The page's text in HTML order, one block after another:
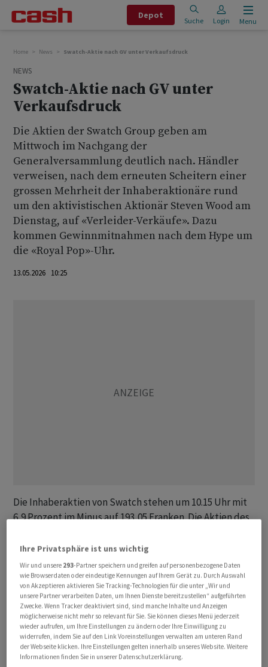
Depot
Suche Login Menu
Home News Swatch-Aktie nach GV unter Verkaufsdruck
NEWS
Swatch-Aktie nach GV unter
Verkaufsdruck
Die Aktien der Swatch Group geben am
Mittwoch im Nachgang der
Generalversammlung deutlich nach. Händler
verweisen, nach dem erneuten Scheitern einer
grossen Mehrheit der Inhaberaktionäre rund
um den aktivistischen Aktionär Steven Wood am
Dienstag, auf «Verleider-Verkäufe». Dazu
kommen Gewinnmitnahmen nach dem Hype um
die «Royal Pop»-Uhr.
13.05.2026 10:25
Die Inhaberaktien von Swatch stehen um 10.15 Uhr mit
6,9 Prozent im Minus auf 193,05 Franken. Die Aktien des
einem positiven Gesamtmarkt gemessen am SPI (+0,78
Prozent) leicht hinzu (+0,3 Prozent).
Swatch sitzt mit den Ereignissen der GV wieder
zwischen Stühlen und Bänken, heisst es aus
Analystenkreisen. Die Swatch-Familie rund um CEO Nick
Hayek gerate angesichts der Stimmergebnisse weiter
unter Druck. Einer grossen Mehrheit sprach den
Ihre Privatsphäre ist uns wichtig
Wir und unsere 293-Partner speichern und greifen auf personenbezogene Daten
wie Browserdaten oder eindeutige Kennungen auf Ihrem Gerät zu. Durch Auswahl
von Akzeptieren aktivieren Sie Tracking-Technologien für die unter „Wir und
unsere Partner verarbeiten Daten, um Ihnen Dienste bereitzustellen“ aufgeführten
Zwecke. Wenn Tracker deaktiviert sind, sind manche Inhalte und Anzeigen
möglicherweise nicht mehr so relevant für Sie. Sie können dieses Menü jederzeit
wieder aufrufen, um Ihre Einstellungen zu ändern oder Ihre Einwilligung zu
widerrufen, indem Sie auf den Link Voreinstellungen verwalten am unteren Rand
der Webseite klicken. Ihre Einstellungen gelten innerhalb unseres Website. Weitere
Informationen finden Sie in unserer Datenschutzerklärung.